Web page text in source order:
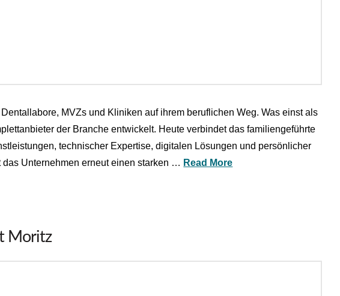
MVZs und Kliniken auf ihrem beruflichen Weg. Was einst als
der Branche entwickelt. Heute verbindet das familiengeführte
technischer Expertise, digitalen Lösungen und persönlicher
das Unternehmen erneut einen starken … Read More
Moritz